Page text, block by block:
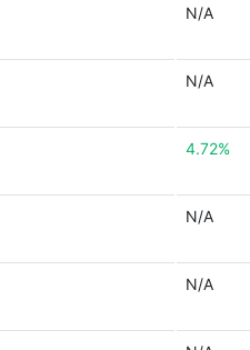
N/A
N/A
4.72%
N/A
N/A